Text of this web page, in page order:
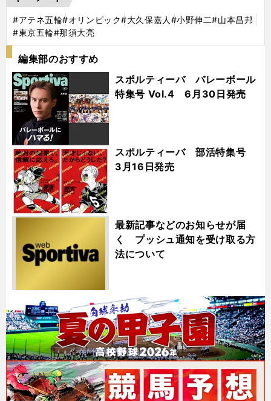
#アテネ五輪#オリンピック#大久保嘉人 #小野伸二#山本昌邦
#東京五輪#那須大亮
編集部のおすすめ
スポルティーバ バレーボール
特集号 Vol.4 6月30日発売
スポルティーバ 部活特集号
3月16日発売
最新記事などのお知らせが届
く プッシュ通知を受け取る方
法について